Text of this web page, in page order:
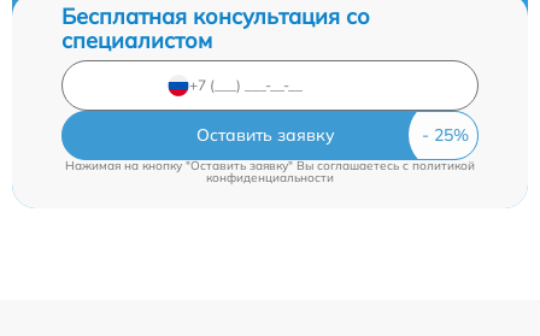
Бесплатная консультация со
специалистом
Оставить заявку
Нажимая на кнопку "Оставить заявку" Вы соглашаетесь cполитикой
конфиденциальности